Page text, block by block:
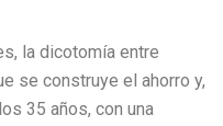
la dicotomía entre
se construye el ahorro y,
35 años, con una